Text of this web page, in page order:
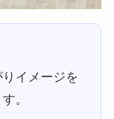
イメージを
。